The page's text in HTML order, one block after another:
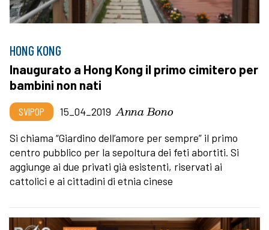
HONG KONG
Inaugurato a Hong Kong il primo cimitero per
bambini non nati
SVIPOP 15_04_2019 Anna Bono
Si chiama “Giardino dell’amore per sempre” il primo
centro pubblico per la sepoltura dei feti abortiti. Si
aggiunge ai due privati già esistenti, riservati ai
cattolici e ai cittadini di etnia cinese